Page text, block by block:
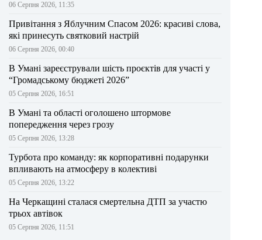
06 Серпня 2026, 11:35
Привітання з Яблучним Спасом 2026: красиві слова,
які принесуть святковий настрій
06 Серпня 2026, 00:40
В Умані зареєстрували шість проєктів для участі у
“Громадському бюджеті 2026”
05 Серпня 2026, 16:51
В Умані та області оголошено штормове
попередження через грозу
05 Серпня 2026, 13:28
Турбота про команду: як корпоративні подарунки
впливають на атмосферу в колективі
05 Серпня 2026, 13:22
На Черкащині сталася смертельна ДТП за участю
трьох автівок
05 Серпня 2026, 11:51